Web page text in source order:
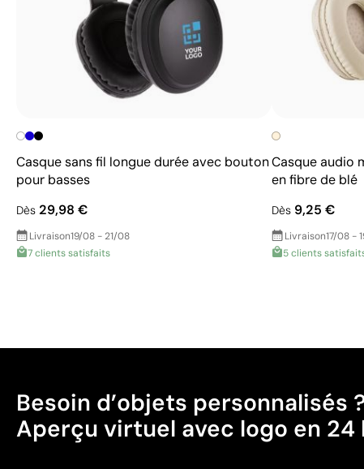
Casque sans fil longue durée avec bouton
pour basses
Dès 29,98 €
Livraison19/08 - 21/08
7 clients satisfaits
Casque audio
en fibre de blé
Dès9,25 €
Livraison17/08 -
5 clients
Besoin d’objets personnalisés
Aperçu virtuel avec logo en 24